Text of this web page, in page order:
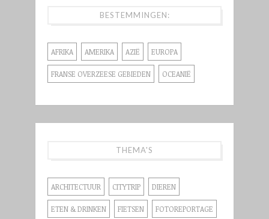
BESTEMMINGEN:
AFRIKA AMERIKA AZIË EUROPA
FRANSE OVERZEESE GEBIEDEN OCEANIË
THEMA'S
ARCHITECTUUR CITYTRIP DIEREN
ETEN & DRINKEN FIETSEN FOTOREPORTAGE